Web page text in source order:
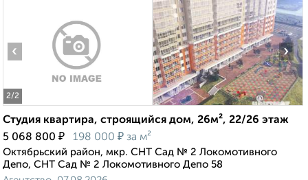
2/2
‹ ›
Студия квартира, строящийся дом, 26м², 22/26 этаж
5 068 800 ₽ 198 000 ₽ за м²
Октябрьский район, мкр. СНТ Сад № 2 Локомотивного
Депо, СНТ Сад № 2 Локомотивного Депо 58